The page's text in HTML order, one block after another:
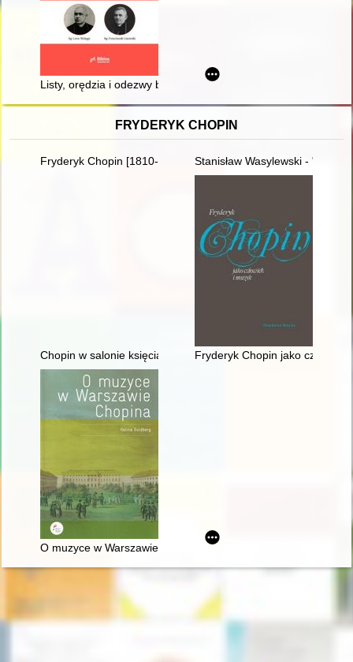
Listy, orędzia i odezwy biskupów tarnowskich w
FRYDERYK CHOPIN
Fryderyk Chopin [1810-1849]. KorzenieStanisław Wasylewski -
Chopin w salonie księcia Antoniego Radziwiłła". Nowe
Fryderyk Chopin jako człowiek
O muzyce w Warszawie Chopina